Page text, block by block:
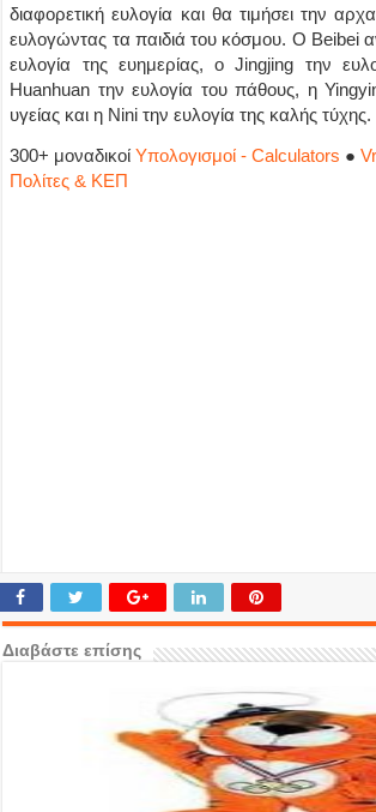
διαφορετική ευλογία και θα τιμήσει την
ευλογώντας τα παιδιά του κόσμου. Ο Beibei
ευλογία της ευημερίας, ο Jingjing την
Huanhuan την ευλογία του πάθους, η
υγείας και η Nini την ευλογία της καλής τύχης.
300+ μοναδικοίΥπολογισμοί - Calculators ●
Πολίτες & ΚΕΠ
Διαβάστε επίσης